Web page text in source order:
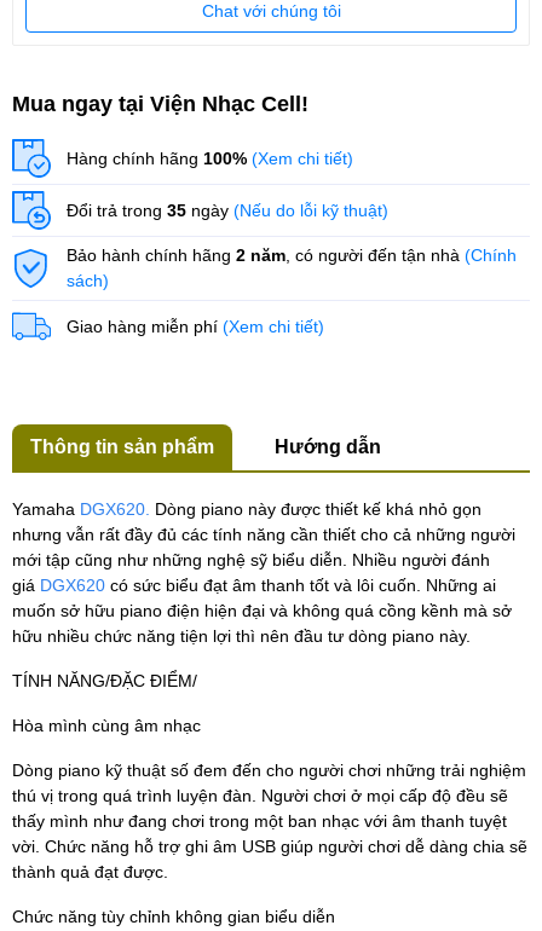
Chat với chúng tôi
Mua ngay tại Viện Nhạc Cell!
Hàng chính hãng 100% (Xem chi tiết)
Đổi trả trong 35 ngày (Nếu do lỗi kỹ thuật)
Bảo hành chính hãng 2 năm , có người đến tận nhà (Chính
sách)
Giao hàng miễn phí (Xem chi tiết)
Thông tin sản phẩm Hướng dẫn
Yamaha DGX620. Dòng piano này được thiết kế khá nhỏ gọn
nhưng vẫn rất đầy đủ các tính năng cần thiết cho cả những người
mới tập cũng như những nghệ sỹ biểu diễn. Nhiều người đánh
giá DGX620 có sức biểu đạt âm thanh tốt và lôi cuốn. Những ai
muốn sở hữu piano điện hiện đại và không quá cồng kềnh mà sở
hữu nhiều chức năng tiện lợi thì nên đầu tư dòng piano này.
TÍNH NĂNG/ĐẶC ĐIỂM/
Hòa mình cùng âm nhạc
Dòng piano kỹ thuật số đem đến cho người chơi những trải nghiệm
thú vị trong quá trình luyện đàn. Người chơi ở mọi cấp độ đều sẽ
thấy mình như đang chơi trong một ban nhạc với âm thanh tuyệt
vời. Chức năng hỗ trợ ghi âm USB giúp người chơi dễ dàng chia sẽ
thành quả đạt được.
Chức năng tùy chỉnh không gian biểu diễn